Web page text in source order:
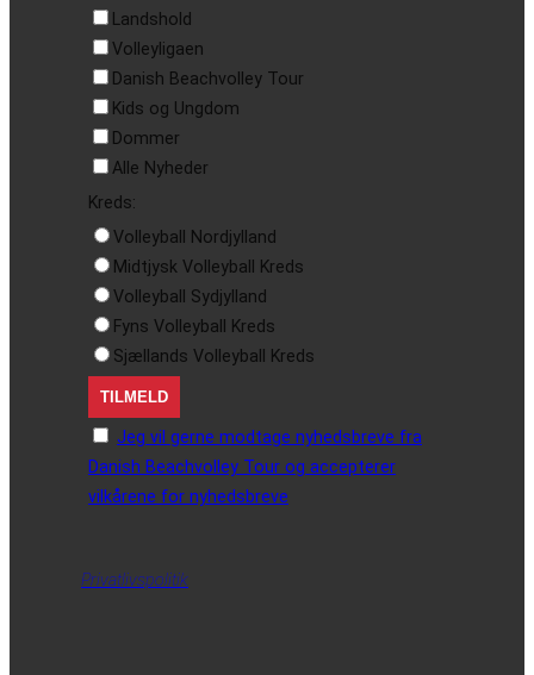
Landshold
Volleyligaen
Danish Beachvolley Tour
Kids og Ungdom
Dommer
Alle Nyheder
Kreds:
Volleyball Nordjylland
Midtjysk Volleyball Kreds
Volleyball Sydjylland
Fyns Volleyball Kreds
Sjællands Volleyball Kreds
Jeg vil gerne modtage nyhedsbreve fra
Danish Beachvolley Tour og accepterer
vilkårene for nyhedsbreve
Privatlivspolitik